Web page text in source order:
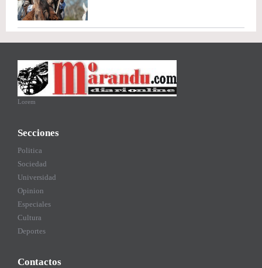
Lorem
Secciones
Politica
Sociedad
Universidad
Opinion
Especiales
Cultura
Deportes
Contactos